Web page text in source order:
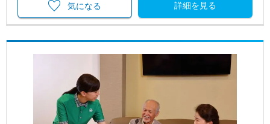
詳細を見る
気になる